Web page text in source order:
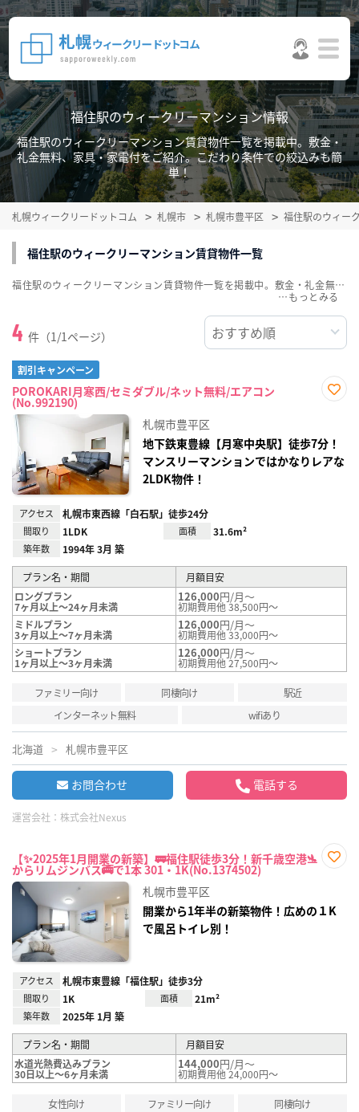
福住駅のウィークリーマンション情報
福住駅のウィークリーマンション賃貸物件一覧を掲載中。敷金・
礼金無料、家具・家電付をご紹介。こだわり条件での絞込みも簡
単！
札幌ウィークリードットコム 札幌市 札幌市豊平区 福住駅のウィー
福住駅のウィークリーマンション賃貸物件一覧
4 件（1/1ページ）
割引キャンペーン
POROKARI月寒西/セミダブル/ネット無料/エアコン
(No.992190)
録
札幌市豊平区
地下鉄東豊線【月寒中央駅】徒歩7分！
マンスリーマンションではかなりレアな
2LDK物件！
アクセス 札幌市東西線「白石駅」徒歩24分
間取り 1LDK 面積 31.6m²
築年数 1994年 3月 築
プラン名・期間
月額目安
ロングプラン
7ヶ月以上～24ヶ月未満
126,000円/月～
初期費用他 38,500円～
ミドルプラン
3ヶ月以上～7ヶ月未満
126,000円/月～
初期費用他 33,000円～
ショートプラン
1ヶ月以上～3ヶ月未満
126,000円/月～
初期費用他 27,500円～
ファミリー向け 同棲向け
駅近
インターネット無料
wifiあり
北海道 札幌市豊平区
お問合わせ 電話する
運営会社： 株式会社Nexus
【✨2025年1月開業の新築】🚃福住駅徒歩3分！新千歳空港🛬
からリムジンバス🚎で1本 301・1K(No.1374502)
録
札幌市豊平区
開業から1年半の新築物件！広めの１K
で風呂トイレ別！
アクセス 札幌市東豊線「福住駅」徒歩3分
間取り 1K 面積 21m²
築年数 2025年 1月 築
プラン名・期間
月額目安
水道光熱費込みプラン
30日以上～6ヶ月未満
144,000円/月～
初期費用他 24,000円～
女性向け ファミリー向け
同棲向け
福住駅のウィークリーマンション賃貸物件一覧を掲載中。敷金・礼金無料、家具・家電付をご紹介。こだわり条件での絞込みも簡単！
…